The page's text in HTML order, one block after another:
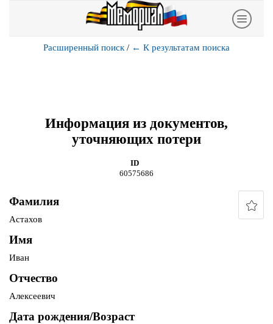
Расширенный поиск / ← К результатам поиска
Информация из документов,
уточняющих потери
ID
60575686
Фамилия
Астахов
Имя
Иван
Отчество
Алексеевич
Дата рождения/Возраст